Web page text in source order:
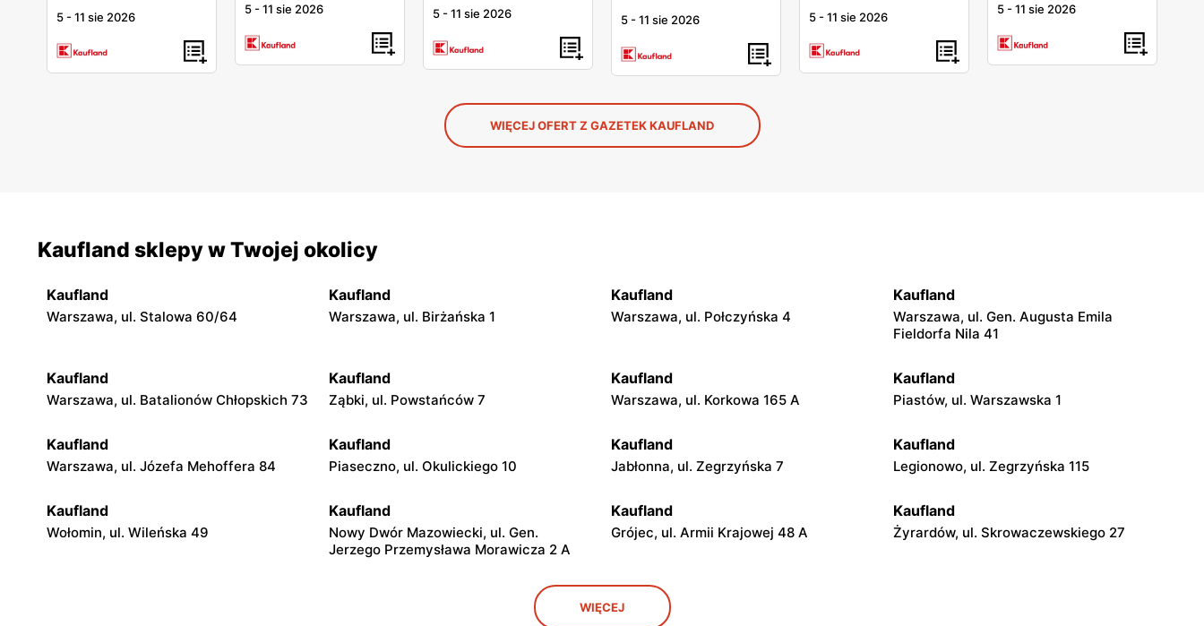
5 -11 sie 2026
5 -11 sie 2026 5 -11 sie 2026 5 -11 sie 2026 5 -11 sie 2026
5 -11 sie 2026
WIĘCEJ OFERT Z GAZETEK KAUFLAND
Kaufland sklepy w Twojej okolicy
Kaufland
Warszawa, ul. Stalowa 60/64
Kaufland
Warszawa, ul. Birżańska 1
Kaufland
Warszawa, ul. Połczyńska 4
Kaufland
Warszawa, ul. Gen. Augusta Emila
Fieldorfa Nila 41
Kaufland
Warszawa, ul. Batalionów Chłopskich 73
Kaufland
Ząbki, ul. Powstańców 7
Kaufland
Warszawa, ul. Korkowa 165 A
Kaufland
Piastów, ul. Warszawska 1
Kaufland
Warszawa, ul. Józefa Mehoffera 84
Kaufland
Piaseczno, ul. Okulickiego 10
Kaufland
Jabłonna, ul. Zegrzyńska 7
Kaufland
Legionowo, ul. Zegrzyńska 115
Kaufland
Wołomin, ul. Wileńska 49
Kaufland
Nowy Dwór Mazowiecki, ul. Gen.
Jerzego Przemysława Morawicza 2 A
Kaufland
Grójec, ul. Armii Krajowej 48 A
Kaufland
Żyrardów, ul. Skrowaczewskiego 27
Kaufland
Garwolin, ul. Kościuszki 65
WIĘCEJ